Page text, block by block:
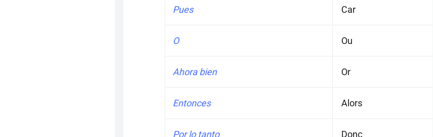
Pues Car
O Ou
Ahora bien Or
Entonces Alors
Por lo tanto Donc